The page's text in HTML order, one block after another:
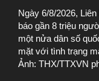
Ngày 6/8/2026,
báo gần 8 triệu
một nửa dân số
mặt với tình trạng
Ảnh: THX/TTXVN